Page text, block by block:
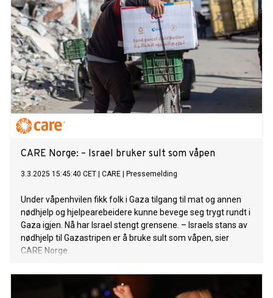
CARE Norge: – Israel bruker sult som våpen
3.3.2025 15:45:40 CET CARE Pressemelding
Under våpenhvilen fikk folk i Gaza tilgang til mat og annen
nødhjelp og hjelpearebeidere kunne bevege seg trygt rundt i
Gaza igjen. Nå har Israel stengt grensene. – Israels stans av
nødhjelp til Gazastripen er å bruke sult som våpen, sier
CARE Norge.